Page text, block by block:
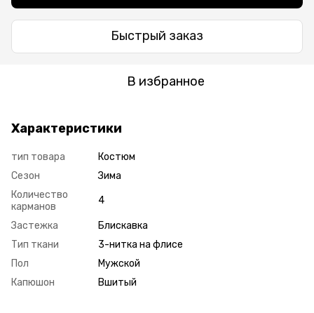
Быстрый заказ
В избранное
Характеристики
тип товара
Костюм
Сезон
Зима
Количество
карманов
4
Застежка
Блискавка
Тип ткани
3-нитка на флисе
Пол
Мужской
Капюшон
Вшитый